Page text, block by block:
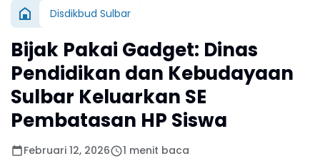
Disdikbud Sulbar
Bijak Pakai Gadget: Dinas
Pendidikan dan Kebudayaan
Sulbar Keluarkan SE
Pembatasan HP Siswa
Februari 12, 2026 1 menit baca